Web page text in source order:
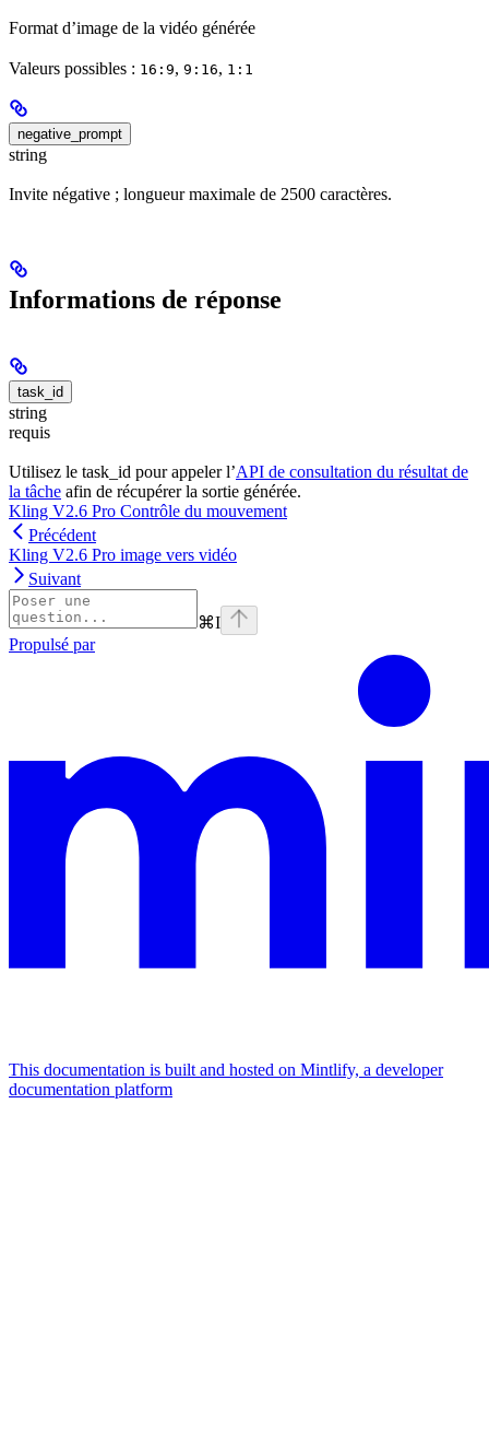
Format d’image de la vidéo générée
Valeurs possibles : 16:9, 9:16, 1:1
negative_prompt
string
Invite négative ; longueur maximale de 2500 caractères.
Informations de réponse
task_id
string
requis
Utilisez le task_id pour appeler l’API de consultation du résultat de
la tâche afin de récupérer la sortie générée.
Kling V2.6 Pro Contrôle du mouvement
Précédent
Kling V2.6 Pro image vers vidéo
Suivant
⌘I
Propulsé par
This documentation is built and hosted on Mintlify, a developer
documentation platform